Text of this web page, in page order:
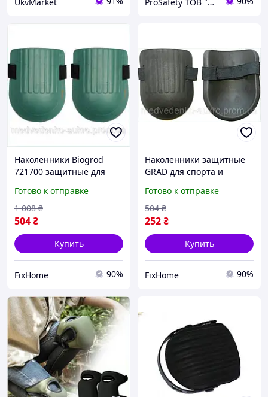
Наколенники Biogrod
721700 защитные для
удобные для работы на
стройке
Готово к отправке
504₴
1 008 ₴
Купить
FixHome 90%
Наколенники защитные
GRAD для спорта и
анатомические с высокой
степенью защиты
Готово к отправке
252₴
504 ₴
Купить
FixHome 90%